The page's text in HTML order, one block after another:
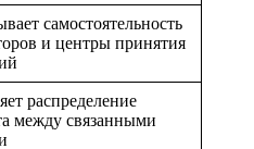
самостоятельность
и центры принятия
распределение
между связанными